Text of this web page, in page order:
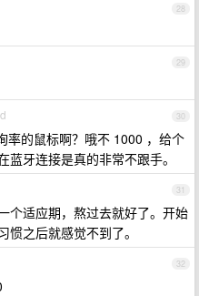
28
29
30
率的鼠标啊？哦不 1000 ，给个
牙连接是真的非常不跟手。
31
个适应期，熬过去就好了。开始
之后就感觉不到了。
32